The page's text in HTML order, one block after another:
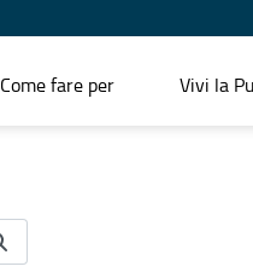
Come fare per Vivi la